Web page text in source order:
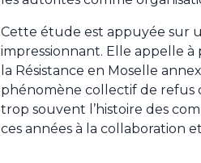
Cette étude est appuyée sur
impressionnant. Elle appelle
la Résistance en Moselle
phénomène collectif de refus
trop souvent l’histoire des
ces années à la collaboration